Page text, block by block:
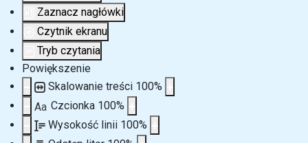
Zaznacz nagłówki
Czytnik ekranu
Tryb czytania
Powiększenie
Skalowanie treści 100%
Aa Czcionka 100%
Wysokość linii 100%